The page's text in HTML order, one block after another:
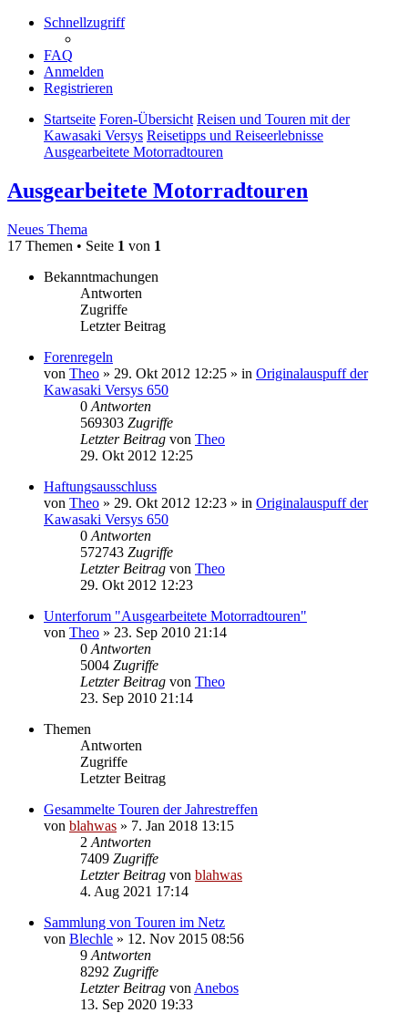
Schnellzugriff
FAQ
Anmelden
Registrieren
Startseite Foren-Übersicht Reisen und Touren mit der
Kawasaki Versys Reisetipps und Reiseerlebnisse
Ausgearbeitete Motorradtouren
Ausgearbeitete Motorradtouren
Neues Thema
17 Themen • Seite 1 von 1
Bekanntmachungen
Antworten
Zugriffe
Letzter Beitrag
Forenregeln
von Theo » 29. Okt 2012 12:25 » in Originalauspuff der
Kawasaki Versys 650
0 Antworten
569303 Zugriffe
Letzter Beitrag von Theo
29. Okt 2012 12:25
Haftungsausschluss
von Theo » 29. Okt 2012 12:23 » in Originalauspuff der
Kawasaki Versys 650
0 Antworten
572743 Zugriffe
Letzter Beitrag von Theo
29. Okt 2012 12:23
Unterforum "Ausgearbeitete Motorradtouren"
von Theo » 23. Sep 2010 21:14
0 Antworten
5004 Zugriffe
Letzter Beitrag von Theo
23. Sep 2010 21:14
Themen
Antworten
Zugriffe
Letzter Beitrag
Gesammelte Touren der Jahrestreffen
von blahwas » 7. Jan 2018 13:15
2 Antworten
7409 Zugriffe
Letzter Beitrag von blahwas
4. Aug 2021 17:14
Sammlung von Touren im Netz
von Blechle » 12. Nov 2015 08:56
9 Antworten
8292 Zugriffe
Letzter Beitrag von Anebos
13. Sep 2020 19:33